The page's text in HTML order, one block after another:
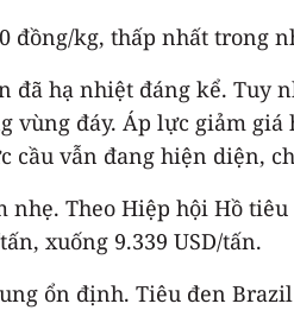
đồng/kg, thấp nhất trong
hạ nhiệt đáng kể. Tuy
đáy. Áp lực giảm
vẫn đang hiện diện,
Theo Hiệp hội Hồ
xuống 9.339 USD/tấn.
ổn định. Tiêu đen